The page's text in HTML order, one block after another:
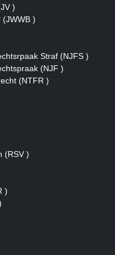
)
)
Straf (NJFS )
(NJF )
(NTFR )
(RSV )
)